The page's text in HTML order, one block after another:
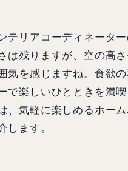
テリアコーディネータ
は残りますが、空の高
気を感じますね。食欲
で楽しいひとときを満
気軽に楽しめるホーム
します。